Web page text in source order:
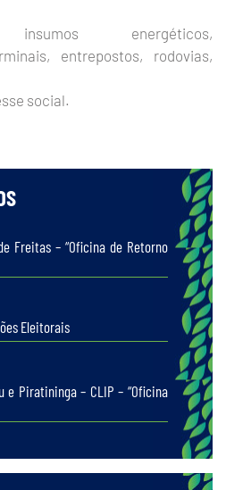
insumos energéticos,
entrepostos, rodovias,
social.
Freitas – “Oficina de Retorno
Eleitorais
e Piratininga – CLIP – “Oficina